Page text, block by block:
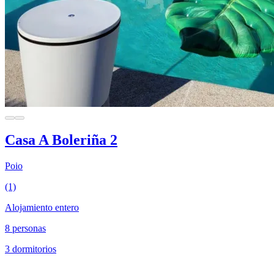
Casa A Boleriña 2
Poio
(1)
Alojamiento entero
8 personas
3 dormitorios